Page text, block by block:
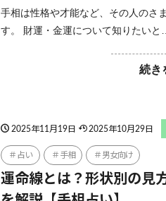
手相は性格や才能など、その人のさ
す。 財運・金運について知りたいと…
続き
2025年11月19日 2025年10月29日
占い 手相 男女向け
運命線とは？形状別の見